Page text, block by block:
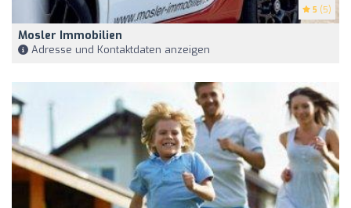
5 (5)
Mosler Immobilien
Adresse und Kontaktdaten anzeigen